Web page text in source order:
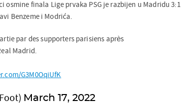
osmine finala Lige prvaka PSG je razbijen u Madridu 3:1
Benzeme i Modrića.
par des supporters parisiens après
Madrid.
G3M0OqiUfK
March 17, 2022